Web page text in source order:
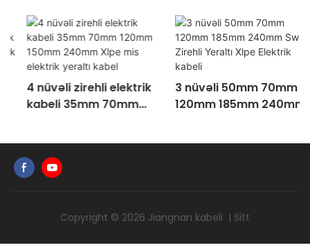
4 nüvəli zirehli elektrik
kabeli 35mm 70mm
kabel
3 nüvəli 50mm 70mm
120mm 185mm 240mm
Copyright © 2026 Jiangnan kabeli | Sitt